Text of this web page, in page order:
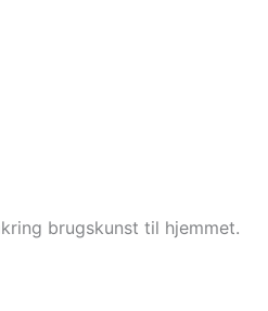
brugskunst til hjemmet.